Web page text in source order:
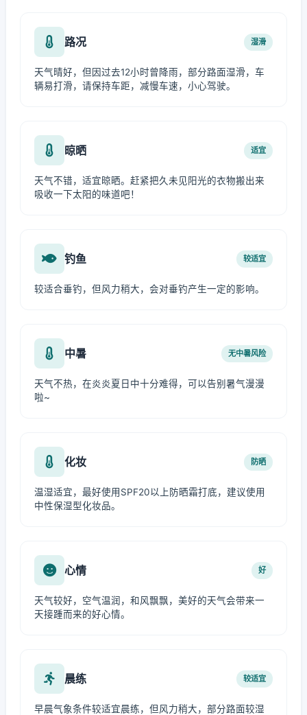
路况 湿滑
天气晴好，但因过去12小时曾降雨，部分路面湿滑，车
辆易打滑，请保持车距，减慢车速，小心驾驶。
晾晒 适宜
天气不错，适宜晾晒。赶紧把久未见阳光的衣物搬出来
吸收一下太阳的味道吧！
钓鱼 较适宜
较适合垂钓，但风力稍大，会对垂钓产生一定的影响。
中暑 无中暑风险
天气不热，在炎炎夏日中十分难得，可以告别暑气漫漫
啦~
化妆 防晒
温湿适宜，最好使用SPF20以上防晒霜打底，建议使用
中性保湿型化妆品。
心情 好
天气较好，空气温润，和风飘飘，美好的天气会带来一
天接踵而来的好心情。
晨练 较适宜
早晨气象条件较适宜晨练，但风力稍大，部分路面较湿